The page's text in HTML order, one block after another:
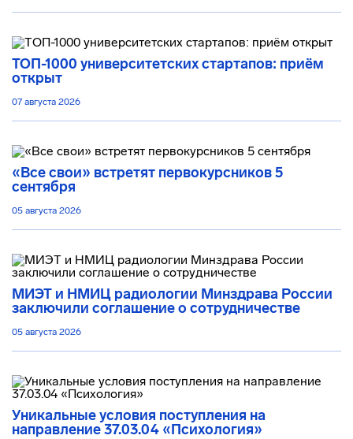
ТОП-1000 университетских стартапов: приём
открыт
07 августа 2026
«Все свои» встретят первокурсников 5
сентября
05 августа 2026
МИЭТ и НМИЦ радиологии Минздрава России
заключили соглашение о сотрудничестве
05 августа 2026
Уникальные условия поступления на
направление 37.03.04 «Психология»